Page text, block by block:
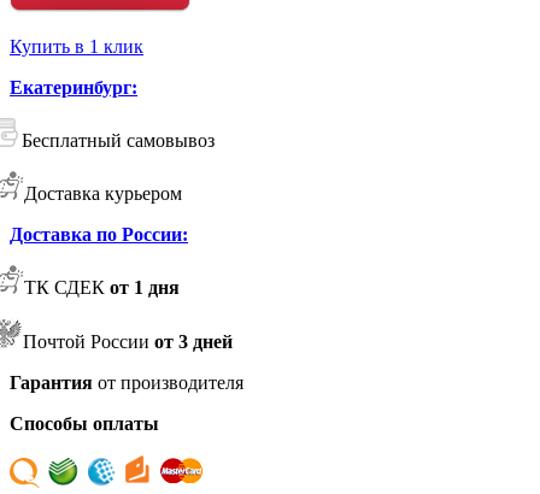
Купить в 1 клик
Екатеринбург:
Бесплатный самовывоз
Доставка курьером
Доставка по России:
ТК СДЕК от 1 дня
Почтой России от 3 дней
Гарантия от производителя
Способы оплаты